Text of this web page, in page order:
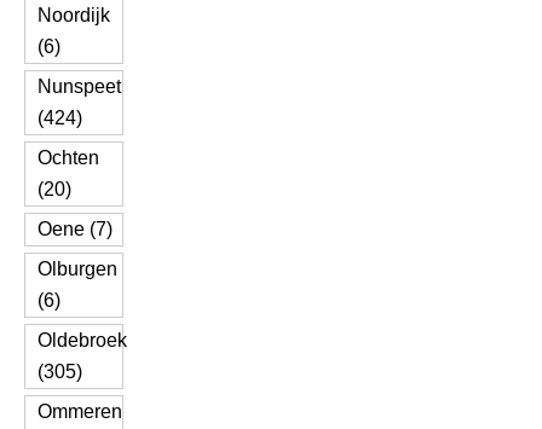
Noordijk
(6)
Nunspeet
(424)
Ochten
(20)
Oene (7)
Olburgen
(6)
Oldebroek
(305)
Ommeren